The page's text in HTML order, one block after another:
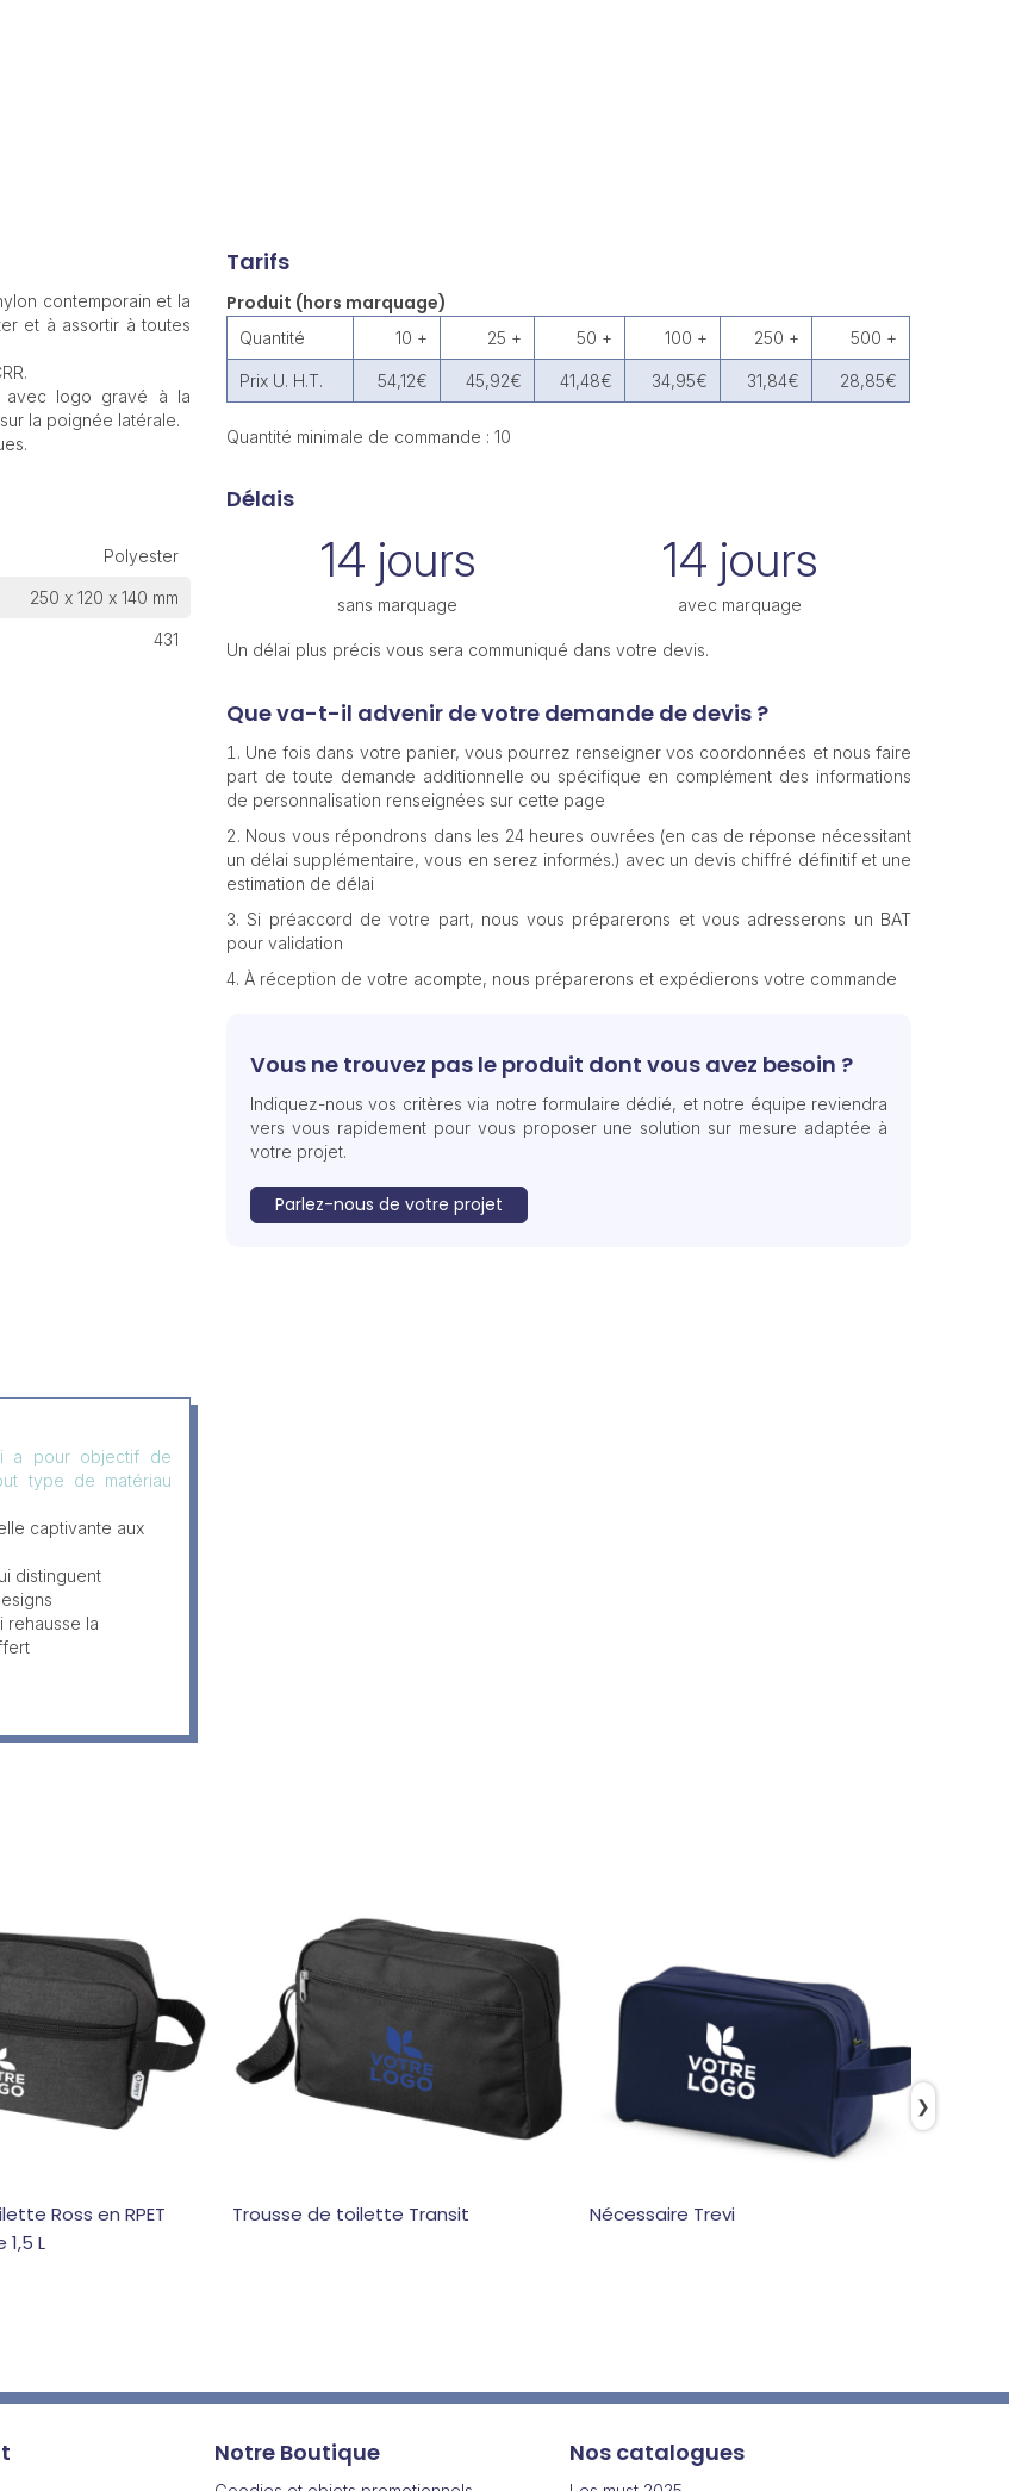
contemporain et la
et à assortir à toutes
avec logo gravé à la
la poignée latérale.
Polyester
250 x 120 x 140 mm
431
Tarifs
Produit (hors marquage)
Quantité 10 + 25 + 50 + 100 + 250 + 500 +
Prix U. H.T. 54,12€ 45,92€ 41,48€ 34,95€ 31,84€ 28,85€
Quantité minimale de commande : 10
Délais
14 jours
sans marquage
14 jours
avec marquage
Un délai plus précis vous sera communiqué dans votre devis.
Que va-t-il advenir de votre demande de devis ?
Une fois dans votre panier, vous pourrez renseigner vos coordonnées et nous faire
part de toute demande additionnelle ou spécifique en complément des informations
de personnalisation renseignées sur cette page
Nous vous répondrons dans les 24 heures ouvrées (en cas de réponse nécessitant
un délai supplémentaire, vous en serez informés.) avec un devis chiffré définitif et une
estimation de délai
Si préaccord de votre part, nous vous préparerons et vous adresserons un BAT
pour validation
À réception de votre acompte, nous préparerons et expédierons votre commande
Vous ne trouvez pas le produit dont vous avez besoin ?
Indiquez-nous vos critères via notre formulaire dédié, et notre équipe reviendra
vers vous rapidement pour vous proposer une solution sur mesure adaptée à
votre projet.
Parlez-nous de votre projet
a pour objectif de
type de matériau
captivante aux
distinguent
la
Ross en RPET
L
Trousse de toilette Transit Nécessaire Trevi
❯
Notre Boutique Nos catalogues